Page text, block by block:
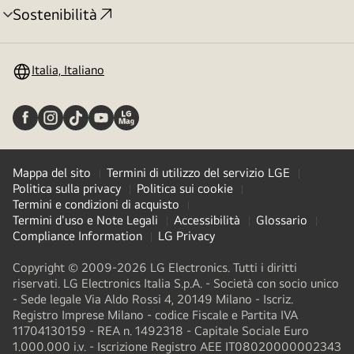
Sostenibilità
Attivazione
Italia, Italiano
Mappa del sito
Termini di utilizzo del servizio LGE
Politica sulla privacy
Politica sui cookie
Termini e condizioni di acquisto
Termini d'uso e Note Legali
Accessibilità
Glossario
Compliance Information
LG Privacy
Copyright © 2009-2026 LG Electronics. Tutti i diritti
riservati. LG Electronics Italia S.p.A. - Società con socio unico
- Sede legale Via Aldo Rossi 4, 20149 Milano - Iscriz.
Registro Imprese Milano - codice Fiscale e Partita IVA
11704130159 - REA n. 1492318 - Capitale Sociale Euro
1.000.000 i.v. - Iscrizione Registro AEE IT08020000002343​